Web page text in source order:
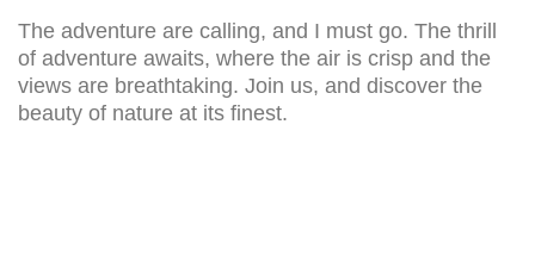
Kerja
The adventure are calling, and I must go. The thrill
of adventure awaits, where the air is crisp and the
views are breathtaking. Join us, and discover the
beauty of nature at its finest.